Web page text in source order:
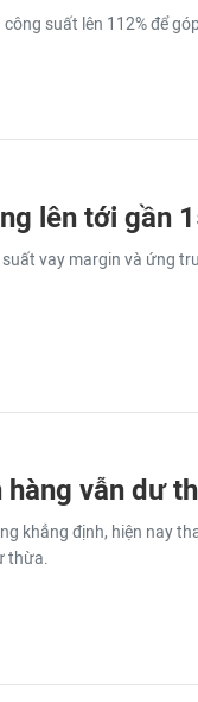
suất lên 112% để
lên tới gần
vay margin và ứng
hàng vẫn dư
khẳng định, hiện nay
thừa.